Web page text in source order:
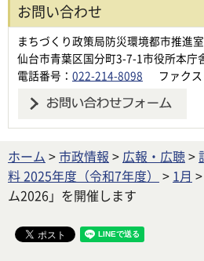
お問い合わせ
まちづくり政策局防災環境都市推進室
仙台市青葉区国分町3-7-1市役所本庁
電話番号： 022-214-8098 ファク
ホーム >市政情報 > 広報・広聴 >
料 2025年度（令和7年度）
> 1月
ム2026」を開催します